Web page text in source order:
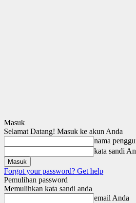
Masuk
Selamat Datang! Masuk ke akun Anda
nama
kata sandi
Forgot your password? Get help
Pemulihan password
Memulihkan kata sandi anda
email Anda